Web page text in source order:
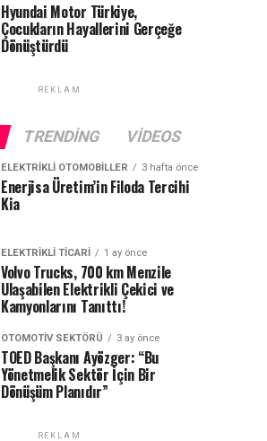
Hyundai Motor Türkiye,
Çocukların Hayallerini Gerçeğe
Dönüştürdü
REKLAM
TRENDING VIDEOS
ELEKTRIKLI OTOMOBILLER 3 hafta önce
Enerjisa Üretim’in Filoda Tercihi
Kia
ELEKTRIKLI TICARI 1 ay önce
Volvo Trucks, 700 km Menzile
Ulaşabilen Elektrikli Çekici ve
Kamyonlarını Tanıttı!
OTOMOTIV SEKTÖRÜ 3 ay önce
TOED Başkanı Ayözger: “Bu
Yönetmelik Sektör İçin Bir
Dönüşüm Planıdır”
REKLAM